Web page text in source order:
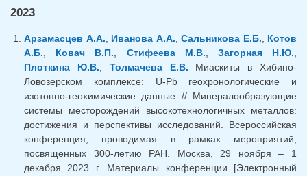
2023
Арзамасцев А.А. Иванова А.А. Сальникова Е.Б.
Котов
А.Б.
Ковач В.П. Стифеева М.В. Загорная Н.Ю.
Плоткина Ю.В.
Толмачева Е.В. Миаскиты в Хибино-
Ловозерском комплексе: U-Pb геохронологические и
изотопно-геохимические данные // Минералообразующие
системы месторождений высокотехнологичных металлов:
достижения и перспективы исследований. Всероссийская
конференция, проводимая в рамках мероприятий,
посвященных 300-летию РАН. Москва, 29 ноября – 1
декабря 2023 г. Материалы конференции [Электронный